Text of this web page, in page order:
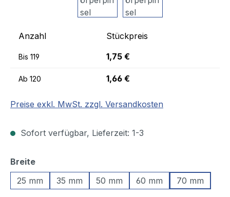
Anzahl Stückpreis
Bis 119 1,75 €
Ab 120 1,66 €
Preise exkl. MwSt. zzgl. Versandkosten
Sofort verfügbar, Lieferzeit: 1-3
Breiteauswählen
25 mm
35 mm 50 mm 60 mm 70 mm